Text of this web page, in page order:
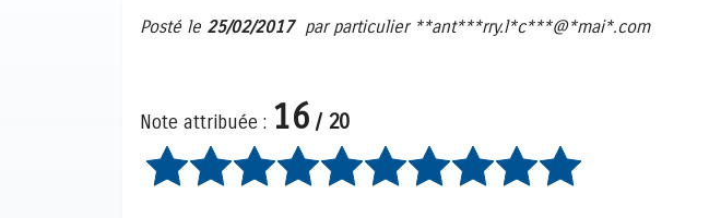
Posté le 25/02/2017parparticulier**ant***rry.l*c***@*mai*.com
Note attribuée : 16 / 20